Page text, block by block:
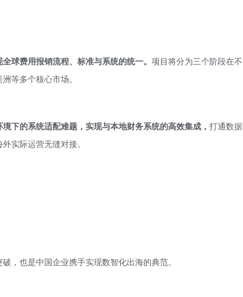
球费用报销流程、标准与系统的统一。项目将分为三个阶段在不
等多个核心市场。
下的系统适配难题，实现与本地财务系统的高效集成，打通数据
实际运营无缝对接。
，也是中国企业携手实现数智化出海的典范。